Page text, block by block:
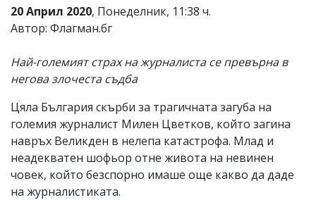
моля
сигнализирайте
ни!
20 Април 2020, Понеделник, 11:38 ч.
Автор: Флагман.бг
Най-големият страх на журналиста се превърна в
негова злочеста съдба
Цяла България скърби за трагичната загуба на
големия журналист Милен Цветков, който загина
навръх Великден в нелепа катастрофа. Млад и
неадекватен шофьор отне живота на невинен
човек, който безспорно имаше още какво да даде
на журналистиката.